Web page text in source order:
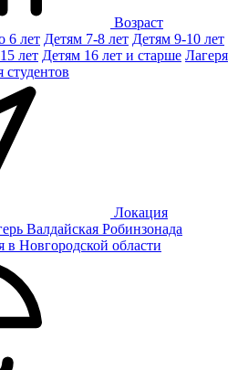
Возраст
6 лет Детям 7-8 лет Детям 9-10 лет
лет Детям 16 лет и старше Лагеря
студентов
Локация
Валдайская Робинзонада
в Новгородской области